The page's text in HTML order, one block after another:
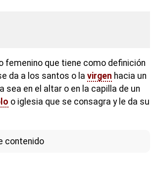
femenino que tiene como definición
da a los santos o la virgen hacia un
sea en el altar o en la capilla de un
o iglesia que se consagra y le da su
contenido